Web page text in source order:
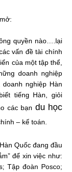
quyền nào….lại
vấn đề tài chính
của một tập thể,
doanh nghiệp
nghiệp Hàn
tiếng Hàn, giỏi
các bạn du học
– kế toán.
Quốc đang đầu
để xin việc như:
Tập đoàn Posco;